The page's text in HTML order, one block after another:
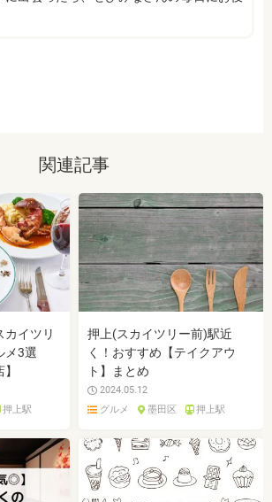
関連記事
カイツリ
メ3選
押上駅
押上(スカイツリー前)駅近
く！おすすめ【テイクアウ
ト】まとめ
2024.05.12
グルメ
墨田区 押上駅